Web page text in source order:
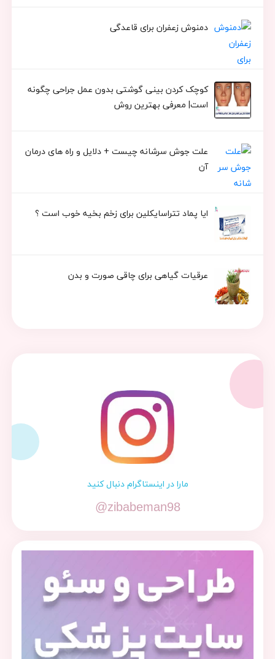
دمنوش زعفران برای قاعدگی
کوچک کردن بینی گوشتی بدون عمل جراحی چگونه
است| معرفی بهترین روش
علت جوش سرشانه چیست + دلایل و راه های درمان
آن
ایا پماد تتراسایکلین برای زخم بخیه خوب است ؟
عرقیات گیاهی برای چاقی صورت و بدن
مارا در اینستاگرام دنبال کنید
@zibabeman98